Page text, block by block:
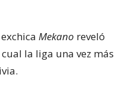
Mekano reveló
la liga una vez más